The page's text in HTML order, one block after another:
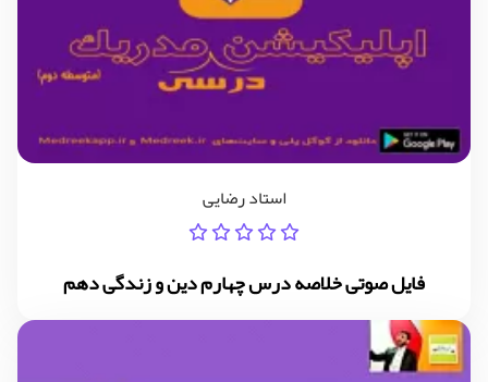
استاد رضایی
فایل صوتی خلاصه درس چهارم دین و زندگی دهم